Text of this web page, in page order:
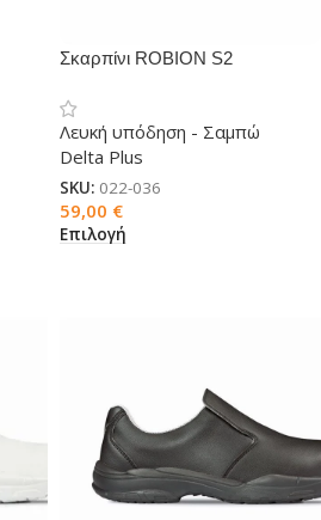
Σκαρπίνι ROBION S2
Λευκή υπόδηση - Σαμπώ
Delta Plus
SKU: 022-036
59,00 €
Επιλογή